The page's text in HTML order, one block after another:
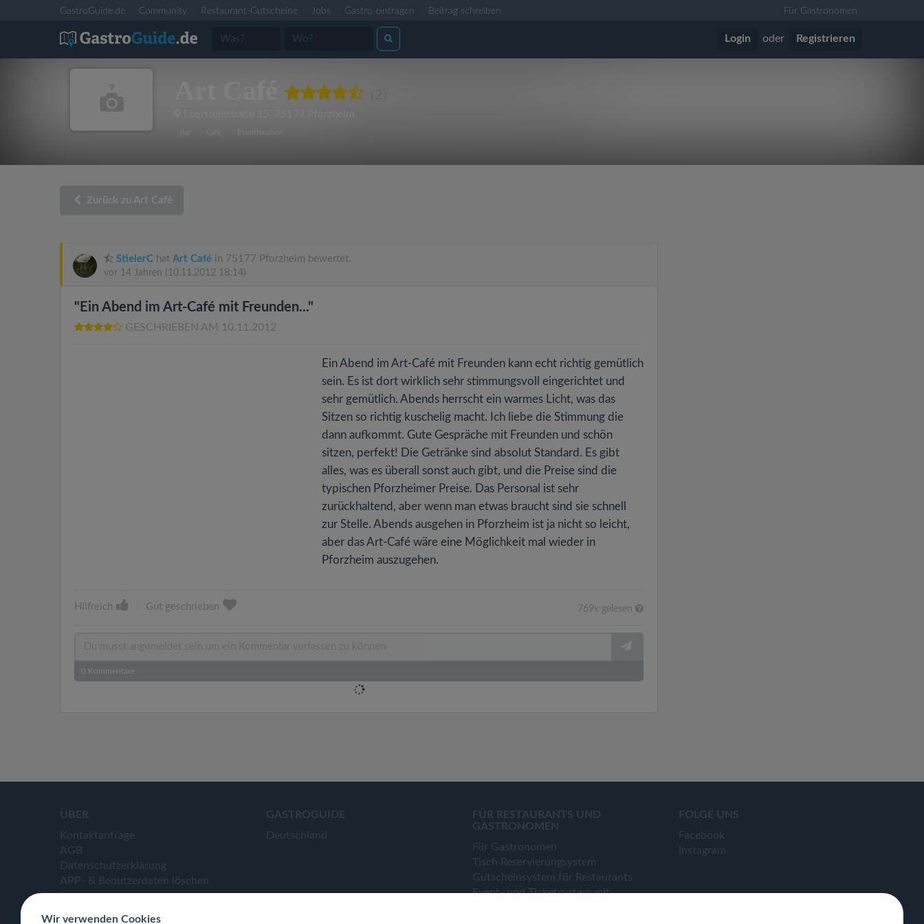
GastroGuide.de Community Restaurant-Gutscheine Jobs Gastro eintragen Beitrag schreiben Für Gastronomen
Login oder Registrieren
Zurück zu Art Café
StielerC hat Art Café in 75177 Pforzheim bewertet.
vor 14 Jahren (10.11.2012 18:14)
"Ein Abend im Art-Café mit Freunden..."
GESCHRIEBEN AM 10.11.2012
Ein Abend im Art-Café mit Freunden kann echt richtig gemütlich
sein. Es ist dort wirklich sehr stimmungsvoll eingerichtet und
sehr gemütlich. Abends herrscht ein warmes Licht, was das
Sitzen so richtig kuschelig macht. Ich liebe die Stimmung die
dann aufkommt. Gute Gespräche mit Freunden und schön
sitzen, perfekt! Die Getränke sind absolut Standard. Es gibt
alles, was es überall sonst auch gibt, und die Preise sind die
typischen Pforzheimer Preise. Das Personal ist sehr
zurückhaltend, aber wenn man etwas braucht sind sie schnell
zur Stelle. Abends ausgehen in Pforzheim ist ja nicht so leicht,
aber das Art-Café wäre eine Möglichkeit mal wieder in
Pforzheim auszugehen.
Hilfreich Gut geschrieben 769x gelesen
0 Kommentare
ÜBER
Kontaktanfrage
AGB
Datenschutzerklärung
APP- & Benutzerdaten löschen
Impressum
GASTROGUIDE
Deutschland
FÜR RESTAURANTS UND
GASTRONOMEN
Für Gastronomen
Tisch Reservierungsystem
Gutscheinsystem für Restaurants
Event- und Ticketsystem mit
FOLGE UNS
Facebook
Instagram
Wir verwenden Cookies